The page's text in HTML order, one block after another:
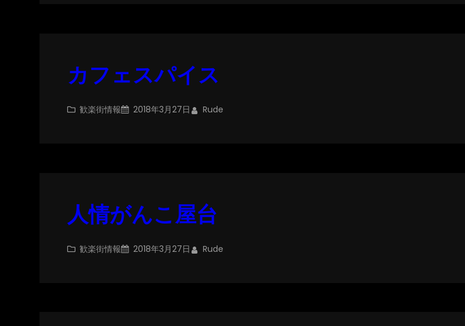
カフェスパイス
歓楽街情報 2018年3月27日 Rude
人情がんこ屋台
歓楽街情報 2018年3月27日 Rude